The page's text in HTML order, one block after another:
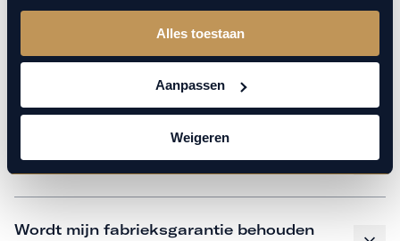
Alles toestaan
Aanpassen
Weigeren
Hoe weet ik welk onderhoud mijn
auto nodig heeft en wanneer?
Is vervangend vervoer mogelijk?
Wordt mijn fabrieksgarantie behouden